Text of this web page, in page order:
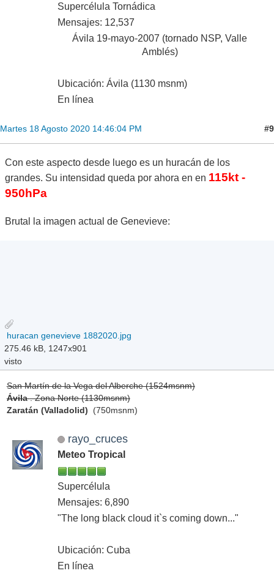
Supercélula Tornádica
Mensajes: 12,537
Ávila 19-mayo-2007 (tornado NSP, Valle
Amblés)
Ubicación: Ávila (1130 msnm)
En línea
Martes 18 Agosto 2020 14:46:04 PM #9
Con este aspecto desde luego es un huracán de los
grandes. Su intensidad queda por ahora en en 115kt -
950hPa
Brutal la imagen actual de Genevieve:
huracan genevieve 1882020.jpg
275.46 kB, 1247x901
visto
San Martín de la Vega del Alberche (1524msnm)
Ávila. Zona Norte (1130msnm)
Zaratán (Valladolid) (750msnm)
rayo_cruces
Meteo Tropical
Supercélula
Mensajes: 6,890
"The long black cloud it`s coming down..."
Ubicación: Cuba
En línea